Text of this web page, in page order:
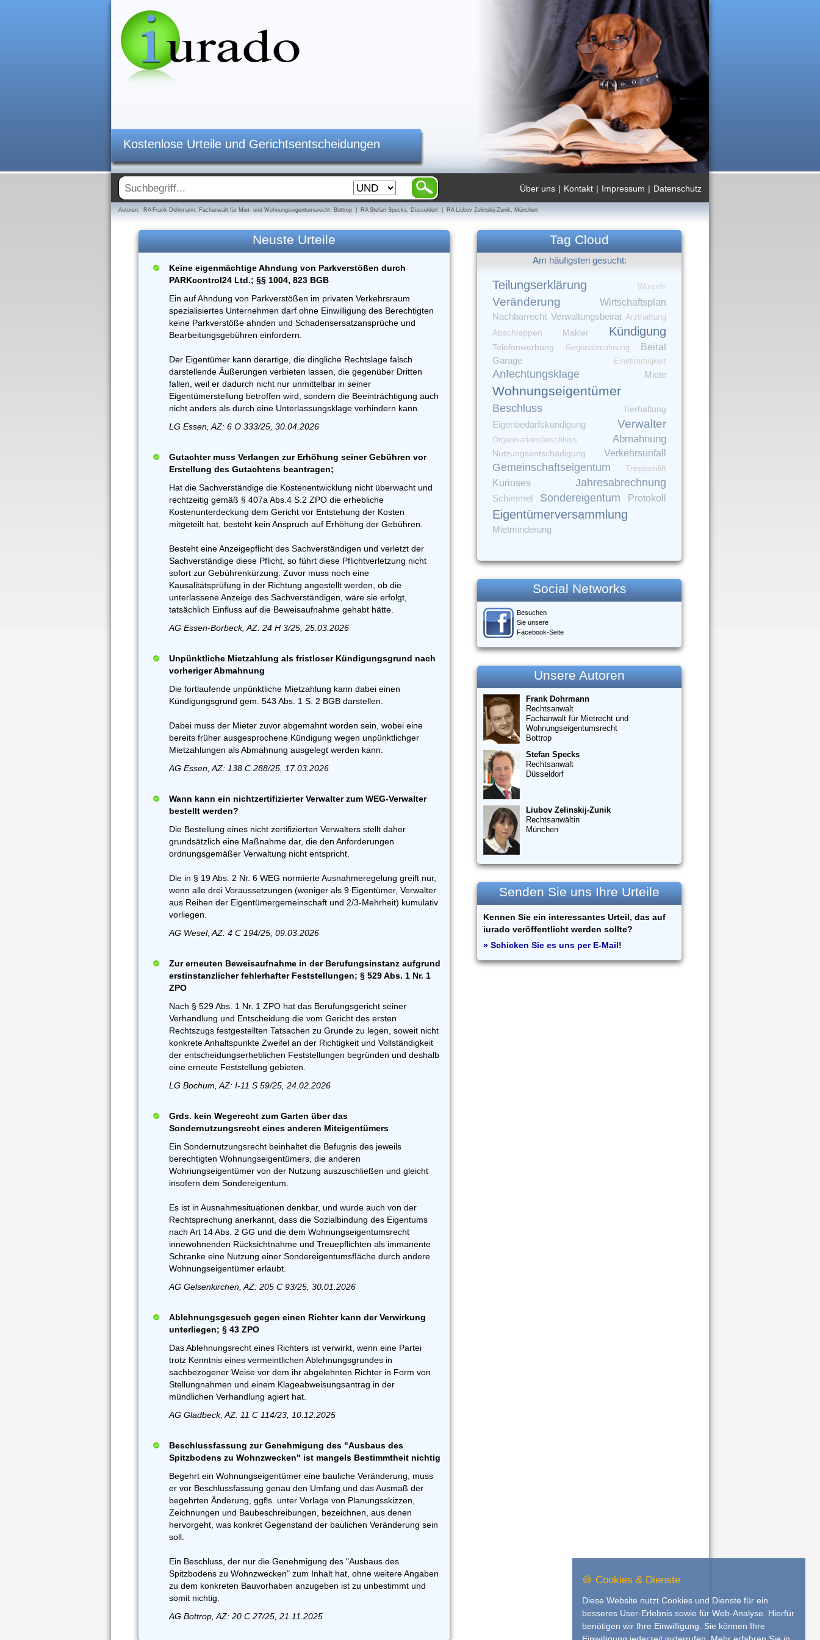
Kostenlose Urteile und Gerichtsentscheidungen
Datenschutz
|
Impressum
|
Kontakt
|
Über uns
Autoren: RA Frank Dohrmann, Fachanwalt für Miet- und Wohnungseigentumsrecht, Bottrop | RA Stefan Specks, Düsseldorf | RA Liubov Zelinskij-Zunik, München
Neuste Urteile
Keine eigenmächtige Ahndung von Parkverstößen durch
PARKcontrol24 Ltd.; §§ 1004, 823 BGB
Ein auf Ahndung von Parkverstößen im privaten Verkehrsraum
spezialisiertes Unternehmen darf ohne Einwilligung des Berechtigten
keine Parkverstöße ahnden und Schadensersatzansprüche und
Bearbeitungsgebühren einfordern.
Der Eigentümer kann derartige, die dingliche Rechtslage falsch
darstellende Äußerungen verbieten lassen, die gegenüber Dritten
fallen, weil er dadurch nicht nur unmittelbar in seiner
Eigentümerstellung betroffen wird, sondern die Beeinträchtigung auch
nicht anders als durch eine Unterlassungsklage verhindern kann.
LG Essen, AZ: 6 O 333/25, 30.04.2026
Gutachter muss Verlangen zur Erhöhung seiner Gebühren vor
Erstellung des Gutachtens beantragen;
Hat die Sachverständige die Kostenentwicklung nicht überwacht und
rechtzeitig gemäß § 407a Abs.4 S.2 ZPO die erhebliche
Kostenunterdeckung dem Gericht vor Entstehung der Kosten
mitgeteilt hat, besteht kein Anspruch auf Erhöhung der Gebühren.
Besteht eine Anzeigepflicht des Sachverständigen und verletzt der
Sachverständige diese Pflicht, so führt diese Pflichtverletzung nicht
sofort zur Gebührenkürzung. Zuvor muss noch eine
Kausalitätsprüfung in der Richtung angestellt werden, ob die
unterlassene Anzeige des Sachverständigen, wäre sie erfolgt,
tatsächlich Einfluss auf die Beweisaufnahme gehabt hätte.
AG Essen-Borbeck, AZ: 24 H 3/25, 25.03.2026
Unpünktliche Mietzahlung als fristloser Kündigungsgrund nach
vorheriger Abmahnung
Die fortlaufende unpünktliche Mietzahlung kann dabei einen
Kündigungsgrund gem. 543 Abs. 1 S. 2 BGB darstellen.
Dabei muss der Mieter zuvor abgemahnt worden sein, wobei eine
bereits früher ausgesprochene Kündigung wegen unpünktlichger
Mietzahlungen als Abmahnung ausgelegt werden kann.
AG Essen, AZ: 138 C 288/25, 17.03.2026
Wann kann ein nichtzertifizierter Verwalter zum WEG-Verwalter
bestellt werden?
Die Bestellung eines nicht zertifizierten Verwalters stellt daher
grundsätzlich eine Maßnahme dar, die den Anforderungen
ordnungsgemäßer Verwaltung nicht entspricht.
Die in § 19 Abs. 2 Nr. 6 WEG normierte Ausnahmeregelung greift nur,
wenn alle drei Voraussetzungen (weniger als 9 Eigentümer, Verwalter
aus Reihen der Eigentümergemeinschaft und 2/3-Mehrheit) kumulativ
vorliegen.
AG Wesel, AZ: 4 C 194/25, 09.03.2026
Zur erneuten Beweisaufnahme in der Berufungsinstanz aufgrund
erstinstanzlicher fehlerhafter Feststellungen; § 529 Abs. 1 Nr. 1
ZPO
Nach § 529 Abs. 1 Nr. 1 ZPO hat das Berufungsgericht seiner
Verhandlung und Entscheidung die vom Gericht des ersten
Rechtszugs festgestellten Tatsachen zu Grunde zu legen, soweit nicht
konkrete Anhaltspunkte Zweifel an der Richtigkeit und Vollständigkeit
der entscheidungserheblichen Feststellungen begründen und deshalb
eine erneute Feststellung gebieten.
LG Bochum, AZ: I-11 S 59/25, 24.02.2026
Grds. kein Wegerecht zum Garten über das
Sondernutzungsrecht eines anderen Miteigentümers
Ein Sondernutzungsrecht beinhaltet die Befugnis des jeweils
berechtigten Wohnungseigentümers, die anderen
Wohriungseigentümer von der Nutzung auszuschließen und gleicht
insofern dem Sondereigentum.
Es ist in Ausnahmesituationen denkbar, und wurde auch von der
Rechtsprechung anerkannt, dass die Sozialbindung des Eigentums
nach Art 14 Abs. 2 GG und die dem Wohnungseigentumsrecht
innewohnenden Rücksichtnahme und Treuepflichten als immanente
Schranke eine Nutzung einer SondereigentumsfIäche durch andere
Wohnungseigentümer erlaubt.
AG Gelsenkirchen, AZ: 205 C 93/25, 30.01.2026
Ablehnungsgesuch gegen einen Richter kann der Verwirkung
unterliegen; § 43 ZPO
Das Ablehnungsrecht eines Richters ist verwirkt, wenn eine Partei
trotz Kenntnis eines vermeintlichen Ablehnungsgrundes in
sachbezogener Weise vor dem ihr abgelehnten Richter in Form von
Stellungnahmen und einem Klageabweisungsantrag in der
mündlichen Verhandlung agiert hat.
AG Gladbeck, AZ: 11 C 114/23, 10.12.2025
Beschlussfassung zur Genehmigung des "Ausbaus des
Spitzbodens zu Wohnzwecken" ist mangels Bestimmtheit nichtig
Begehrt ein Wohnungseigentümer eine bauliche Veränderung, muss
er vor Beschlussfassung genau den Umfang und das Ausmaß der
begehrten Änderung, ggfls. unter Vorlage von Planungsskizzen,
Zeichnungen und Baubeschreibungen, bezeichnen, aus denen
hervorgeht, was konkret Gegenstand der baulichen Veränderung sein
soll.
Ein Beschluss, der nur die Genehmigung des "Ausbaus des
Spitzbodens zu Wohnzwecken" zum Inhalt hat, ohne weitere Angaben
zu dem konkreten Bauvorhaben anzugeben ist zu unbestimmt und
somit nichtig.
AG Bottrop, AZ: 20 C 27/25, 21.11.2025
Tag Cloud
Am häufigsten gesucht:
Teilungserklärung Wurzeln
Veränderung Wirtschaftsplan
Nachbarrecht Verwaltungsbeirat Arzthaftung
Abschleppen
Makler Kündigung
Telefonwerbung Gegenabmahnung
Beirat
Garage
Einstimmigkeit
Anfechtungsklage Miete
Wohnungseigentümer
Beschluss
Tierhaltung
Eigenbedarfskündigung
Verwalter
Organisationsbeschluss Abmahnung
Nutzungsentschädigung Verkehrsunfall
Gemeinschaftseigentum Treppenlift
Kurioses Jahresabrechnung
Schimmel Sondereigentum Protokoll
Eigentümerversammlung
Mietminderung
Social Networks
Besuchen
Sie unsere
Facebook-Seite
Unsere Autoren
Frank Dohrmann
Rechtsanwalt
Fachanwalt für Mietrecht und
Wohnungseigentumsrecht
Bottrop
Stefan Specks
Rechtsanwalt
Düsseldorf
Liubov Zelinskij-Zunik
Rechtsanwältin
München
Senden Sie uns Ihre Urteile
Kennen Sie ein interessantes Urteil, das auf
iurado veröffentlicht werden sollte?
» Schicken Sie es uns per E-Mail!
🍪 Cookies & Dienste
Diese Website nutzt Cookies und Dienste für ein
besseres User-Erlebnis sowie für Web-Analyse. Hierfür
benötigen wir Ihre Einwilligung. Sie können Ihre